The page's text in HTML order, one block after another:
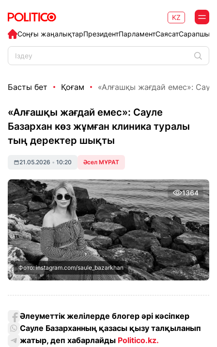
Соңғы жаңалықтарПрезидентПарламентСаясат
KZ
Басты бет Қоғам «Алғашқы жағдай емес»:
«Алғашқы жағдай емес»: Сауле
Базархан көз жұмған клиника туралы
тың деректер шықты
21.05.2026 • 10:20 Әсел МҰРАТ
1364
Фото: instagram.com/saule_bazarkhan
Әлеуметтік желілерде блогер әрі кәсіпкер
Сауле Базарханның қазасы қызу талқыланып
жатыр, деп хабарлайды Politico.kz.